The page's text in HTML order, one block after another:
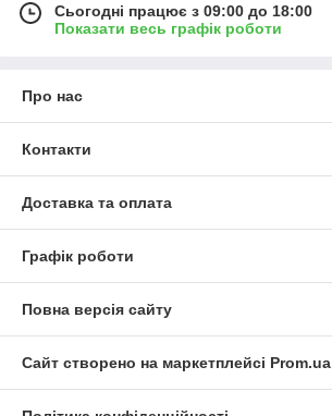
Сьогодні працює з 09:00 до 18:00
Показати весь графік роботи
Про нас
Контакти
Доставка та оплата
Графік роботи
Повна версія сайту
Сайт створено на маркетплейсі Prom.ua